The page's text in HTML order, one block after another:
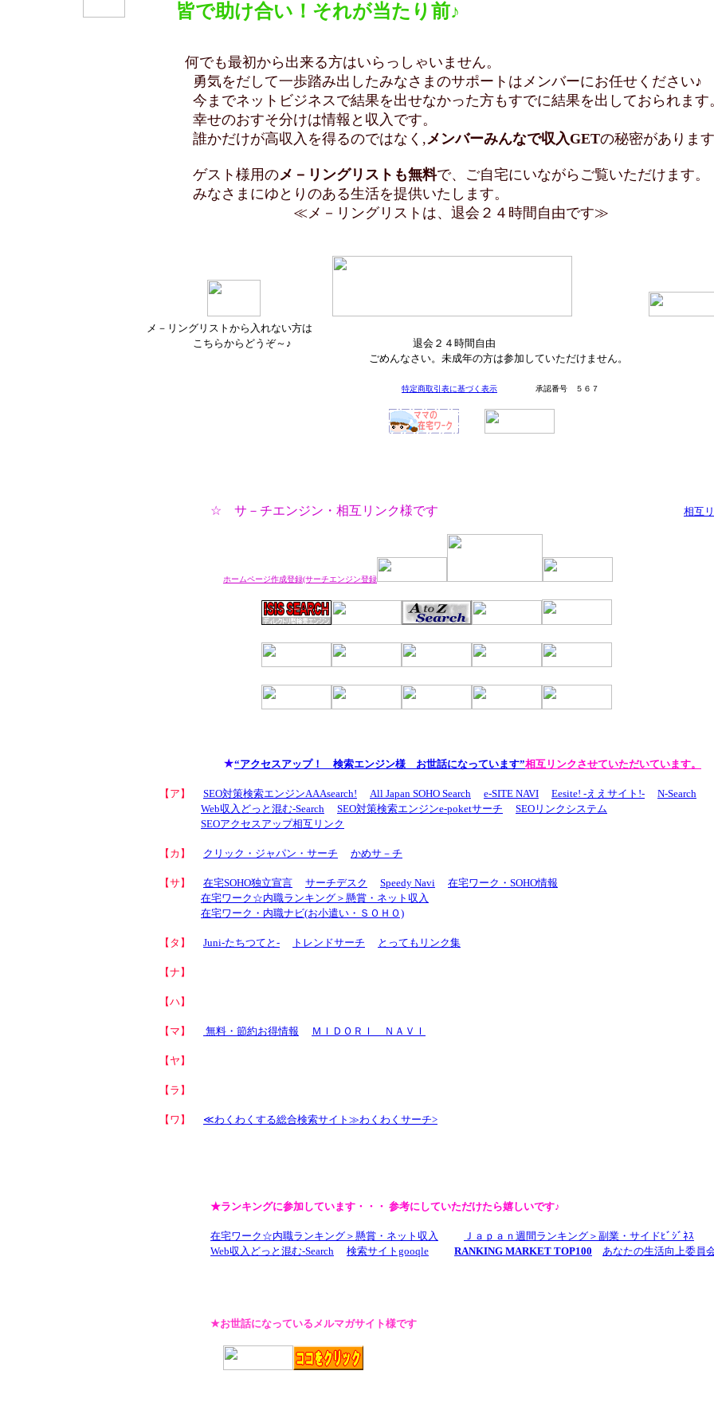
皆で助け合い！それが当たり前♪
何でも最初から出来る方はいらっしゃいません。
勇気をだして一歩踏み出したみなさまのサポートはメンバーにお任せください♪
今までネットビジネスで結果を出せなかった方もすでに結果を出しておられます
幸せのおすそ分けは情報と収入です。
誰かだけが高収入を得るのではなく,メンバーみんなで収入GETの秘密がありま
ゲスト様用のメ－リングリストも無料で、ご自宅にいながらご覧いただけます。
みなさまにゆとりのある生活を提供いたします。
≪メ－リングリストは、退会２４時間自由です≫
メ－リングリストから入れない方は
こちらからどうぞ～♪
退会２４時間自由
ごめんなさい。未成年の方は参加していただけません。
特定商取引表に基づく表示 承認番号 ５６７
☆ サ－チエンジン・相互リンク様です 相互
ホームページ作成登録(サーチエンジン登録
★“アクセスアップ！ 検索エンジン様 お世話になっています”相互リンクさせていただいています。
【ア】 SEO対策検索エンジンAAAsearch! All Japan SOHO Search e-SITE NAVI Eesite! -ええサイト!-
N-Search
Web収入どっと混む-Search
SEO対策検索エンジンe-poketサーチ
SEOリンクシステム
SEOアクセスアップ相互リンク
【カ】 クリック・ジャパン・サーチ かめサ－チ
【サ】 在宅SOHO独立宣言 サーチデスク Speedy Navi
在宅ワーク・SOHO情報
在宅ワーク☆内職ランキング＞懸賞・ネット収入
在宅ワーク・内職ナビ(お小遣い・ＳＯＨＯ)
【タ】 Juni-たちつてと- トレンドサーチ とってもリンク集
【ナ】
【ハ】
【マ】 無料・節約お得情報 ＭＩＤＯＲＩ ＮＡＶＩ
【ヤ】
【ラ】
【ワ】 ≪わくわくする総合検索サイト≫わくわくサーチ>
★ランキングに参加しています・・・ 参考にしていただけたら嬉しいです♪
在宅ワーク☆内職ランキング＞懸賞・ネット収入
Ｊａｐａｎ週間ランキング＞副業・サイドﾋﾞｼﾞﾈｽ
Web収入どっと混む-Search
検索サイトgooqle RANKING MARKET TOP100 あなたの生活向上委員
★お世話になっているメルマガサイト様です